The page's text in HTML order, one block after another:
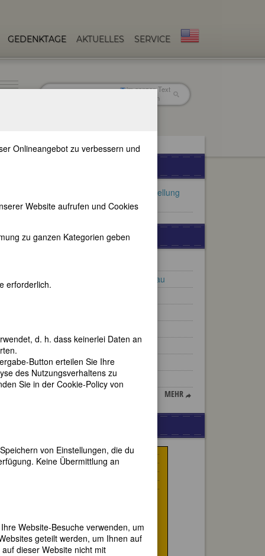
GEDENKTAGE AKTUELLES SERVICE
im ganzen Text
nur in Titeln
Künstlerinnen - Eine Ausstellung
von Almut Nitzsche
WEITERE BIOGRAPHIEN
Juliana von Oranien-Nassau
Eugenie Schwarzwald
Monika Hauser
Frida Piazza
MEHR
Onlineangebot zu verbessern und
Website aufrufen und Cookies
zu ganzen Kategorien geben
erforderlich.
d. h. dass keinerlei Daten an
Button erteilen Sie Ihre
des Nutzungsverhaltens zu
Sie in der Cookie-Policy von
von Einstellungen, die du
Keine Übermittlung an
Website-Besuche verwenden, um
geteilt werden, um Ihnen auf
dieser Website nicht mit